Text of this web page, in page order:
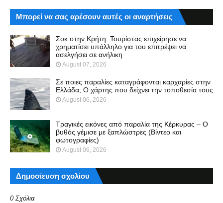
Μπορεί να σας αρέσουν αυτές οι αναρτήσεις
Σοκ στην Κρήτη: Τουρίστας επιχείρησε να
χρηματίσει υπάλληλο για του επιτρέψει να
ασελγήσει σε ανήλικη
August 07, 2026
Σε ποιες παραλίες καταγράφονται καρχαρίες στην
Ελλάδα; Ο χάρτης που δείχνει την τοποθεσία τους
August 06, 2026
Τραγικές εικόνες από παραλία της Κέρκυρας – Ο
βυθός γέμισε με ξαπλώστρες (Βίντεο και
φωτογραφίες)
August 06, 2026
Δημοσίευση σχολίου
0 Σχόλια